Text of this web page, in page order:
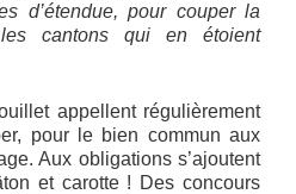
d’étendue, pour couper la
les cantons qui en étoient
appellent régulièrement
pour le bien commun aux
Aux obligations s’ajoutent
et carotte ! Des concours